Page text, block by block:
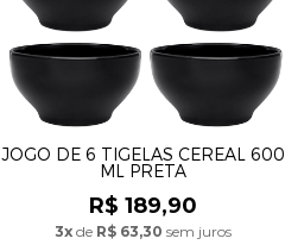
JOGO DE 6 TIGELAS CEREAL 600
ML PRETA
R$ 189,90
3x de R$ 63,30 sem juros